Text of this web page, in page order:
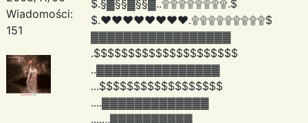
Wiadomości:
151
$.§▓§§▓§§▓..۩۩۩۩۩۩۩۩.$
$.♥♥♥♥♥♥♥♥.۩۩۩۩۩۩۩۩۩$
▓▓▓▓▓▓▓▓▓▓▓▓▓▓▓▓▓
.$$$$$$$$$$$$$$$$$$$$$
..▓▓▓▓▓▓▓▓▓▓▓▓▓▓▓
...$$$$$$$$$$$$$$$$$$
....▓▓▓▓▓▓▓▓▓▓▓▓▓
.....,,▓▓▓▓▓▓▓▓▓▓